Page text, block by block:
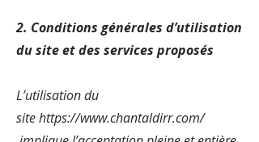
2. Conditions générales d’utilisation
du site et des services proposés
L’utilisation du
sitehttps://www.chantaldirr.com/